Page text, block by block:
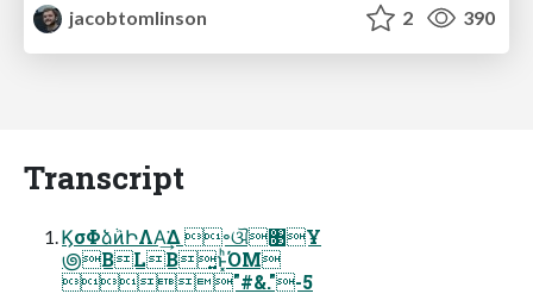
jacobtomlinson
2 390
Transcript
ϏσΦձٞͷԻΛΑ͘͢Δ ৽ଔ৓Ұ
౷BLB͍ͱ͓ͪΌΜ
"#&."-5